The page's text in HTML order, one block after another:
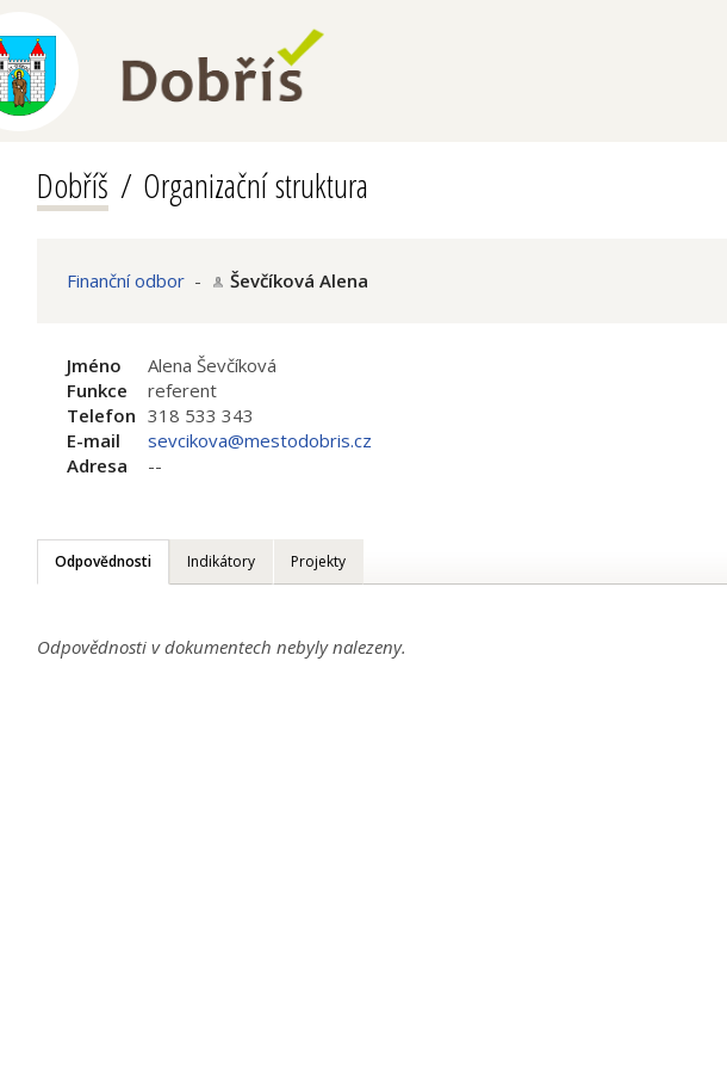
Dobříš Organizační struktura
Finanční odbor - Ševčíková Alena
Jméno
Alena Ševčíková
Funkce
referent
Telefon 318 533 343
E-mail
sevcikova@mestodobris.cz
Adresa
--
Odpovědnosti Indikátory Projekty
Odpovědnosti v dokumentech nebyly nalezeny.